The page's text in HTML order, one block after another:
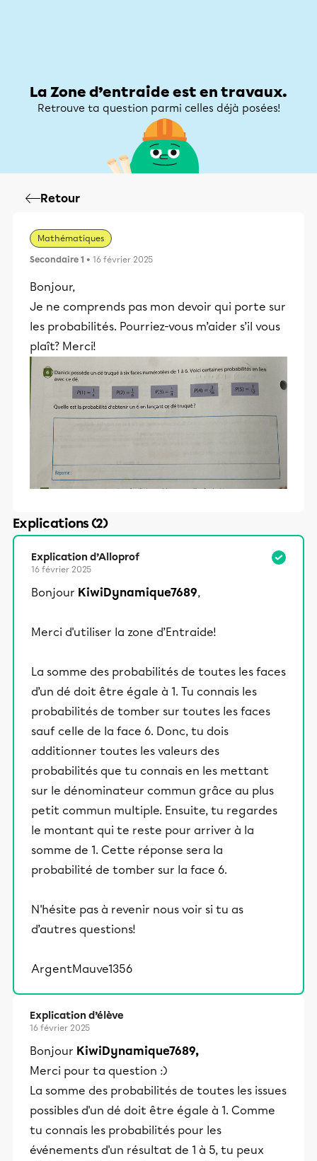
La Zone d’entraide est en travaux.
Retrouve ta question parmi celles déjà posées!
Retour
Mathématiques
Secondaire 1 • 16 février 2025
Bonjour,
Je ne comprends pas mon devoir qui porte sur
les probabilités. Pourriez-vous m’aider s’il vous
plaît? Merci!
Explications (2)
Explication d’Alloprof
16 février 2025
Bonjour KiwiDynamique7689,
Merci d'utiliser la zone d’Entraide!
La somme des probabilités de toutes les faces
d’un dé doit être égale à 1. Tu connais les
probabilités de tomber sur toutes les faces
sauf celle de la face 6. Donc, tu dois
additionner toutes les valeurs des
probabilités que tu connais en les mettant
sur le dénominateur commun grâce au plus
petit commun multiple. Ensuite, tu regardes
le montant qui te reste pour arriver à la
somme de 1. Cette réponse sera la
probabilité de tomber sur la face 6.
N'hésite pas à revenir nous voir si tu as
d’autres questions!
ArgentMauve1356
Explication d’élève
16 février 2025
Bonjour KiwiDynamique7689,
Merci pour ta question :)
La somme des probabilités de toutes les issues
possibles d'un dé doit être égale à 1. Comme
tu connais les probabilités pour les
événements d'un résultat de 1 à 5, tu peux